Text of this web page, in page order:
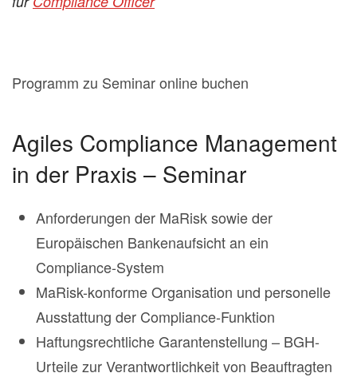
Programm zu Seminar online buchen
Agiles Compliance Management
in der Praxis – Seminar
Anforderungen der MaRisk sowie der
Europäischen Bankenaufsicht an ein
Compliance-System
MaRisk-konforme Organisation und personelle
Ausstattung der Compliance-Funktion
Haftungsrechtliche Garantenstellung – BGH-
Urteile zur Verantwortlichkeit von Beauftragten